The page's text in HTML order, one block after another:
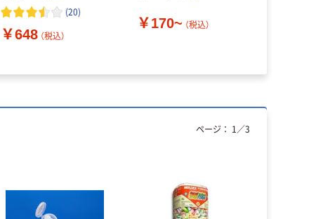
(20)
￥648 （税込）
￥170~ （税込）
ページ： 1 ／3